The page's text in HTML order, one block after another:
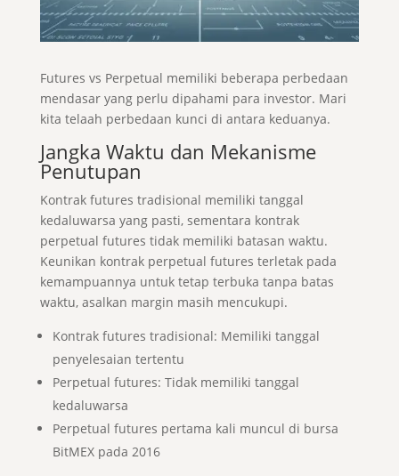
Futures vs Perpetual memiliki beberapa perbedaan
mendasar yang perlu dipahami para investor. Mari
kita telaah perbedaan kunci di antara keduanya.
Jangka Waktu dan Mekanisme
Penutupan
Kontrak futures tradisional memiliki tanggal
kedaluwarsa yang pasti, sementara kontrak
perpetual futures tidak memiliki batasan waktu.
Keunikan kontrak perpetual futures terletak pada
kemampuannya untuk tetap terbuka tanpa batas
waktu, asalkan margin masih mencukupi.
Kontrak futures tradisional: Memiliki tanggal
penyelesaian tertentu
Perpetual futures: Tidak memiliki tanggal
kedaluwarsa
Perpetual futures pertama kali muncul di bursa
BitMEX pada 2016